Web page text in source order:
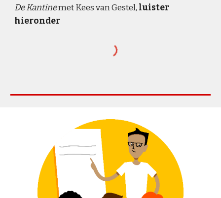
De Kantinemet Kees van Gestel, luister
hieronder